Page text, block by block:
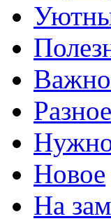
Разное
Новое
На